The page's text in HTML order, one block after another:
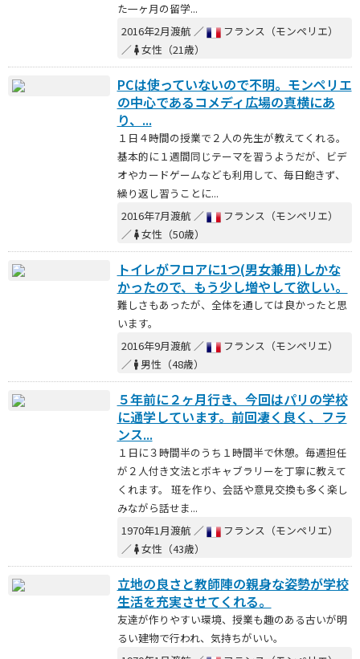
た一ヶ月の留学...
2016年2月渡航 ／
フランス（モンペリエ）
／ 女性（21歳）
PCは使っていないので不明。モンペリエ
の中心であるコメディ広場の真横にあ
り、...
１日４時間の授業で２人の先生が教えてくれる。
基本的に１週間同じテーマを習うようだが、ビデ
オやカードゲームなども利用して、毎日飽きず、
繰り返し習うことに...
2016年7月渡航 ／
フランス（モンペリエ）
／ 女性（50歳）
トイレがフロアに1つ(男女兼用)しかな
かったので、もう少し増やして欲しい。
難しさもあったが、全体を通しては良かったと思
います。
2016年9月渡航 ／
フランス（モンペリエ）
／ 男性（48歳）
５年前に２ヶ月行き、今回はパリの学校
に通学しています。前回凄く良く、フラ
ンス...
１日に３時間半のうち１時間半で休憩。毎週担任
が２人付き文法とボキャブラリーを丁寧に教えて
くれます。 班を作り、会話や意見交換も多く楽し
みながら話せま...
1970年1月渡航 ／
フランス（モンペリエ）
／ 女性（43歳）
立地の良さと教師陣の親身な姿勢が学校
生活を充実させてくれる。
友達が作りやすい環境、授業も趣のある古いが明
るい建物で行われ、気持ちがいい。